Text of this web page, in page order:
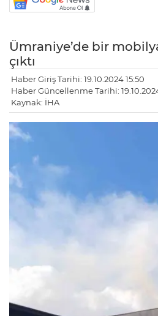
Ümraniye’de bir
çıktı
Haber Giriş Tarihi: 19.10.2024 15:50
Haber Güncellenme Tarihi:
Kaynak: İHA